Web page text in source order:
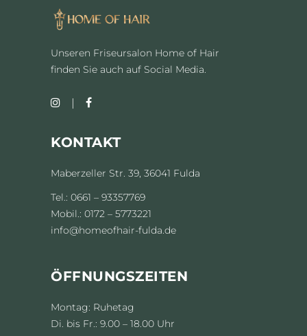
Unseren Friseursalon Home of Hair
finden Sie auch auf Social Media.
KONTAKT
Maberzeller Str. 39, 36041 Fulda
Tel.: 0661 – 93357769
Mobil.: 0172 – 5773221
info@homeofhair-fulda.de
ÖFFNUNGSZEITEN
Montag: Ruhetag
Di. bis Fr.: 9.00 – 18.00 Uhr